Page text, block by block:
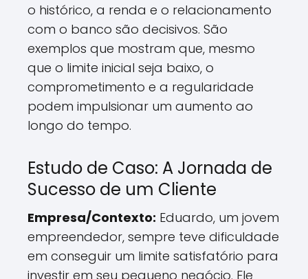
o histórico, a renda e o relacionamento
com o banco são decisivos. São
exemplos que mostram que, mesmo
que o limite inicial seja baixo, o
comprometimento e a regularidade
podem impulsionar um aumento ao
longo do tempo.
Estudo de Caso: A Jornada de
Sucesso de um Cliente
Empresa/Contexto: Eduardo, um jovem
empreendedor, sempre teve dificuldade
em conseguir um limite satisfatório para
investir em seu pequeno negócio. Ele